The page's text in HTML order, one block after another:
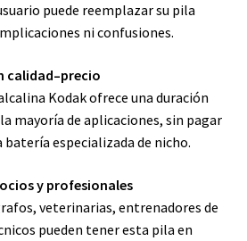
puede reemplazar su pila
ni confusiones.
calidad–precio
Kodak ofrece una duración
mayoría de aplicaciones, sin pagar
batería especializada de nicho.
y profesionales
veterinarias, entrenadores de
pueden tener esta pila en